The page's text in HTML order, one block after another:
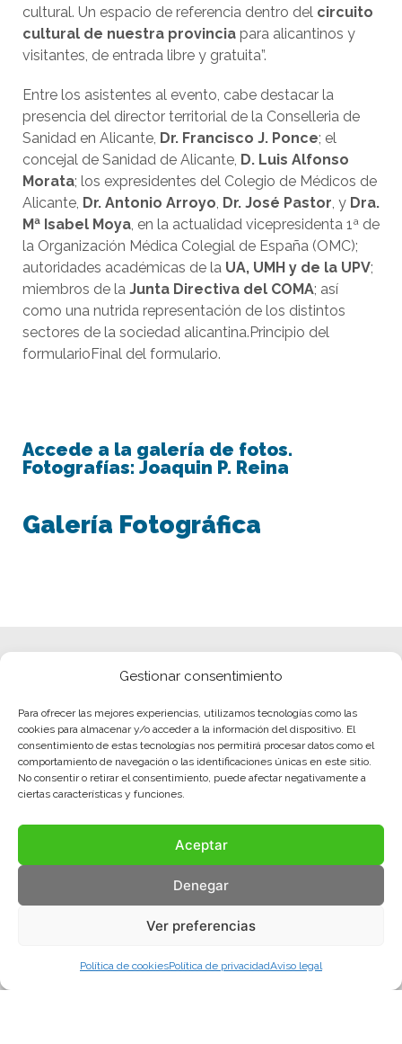
Gestionar consentimiento
Para ofrecer las mejores experiencias, utilizamos tecnologías como las
cookies para almacenar y/o acceder a la información del dispositivo. El
consentimiento de estas tecnologías nos permitirá procesar datos como el
comportamiento de navegación o las identificaciones únicas en este sitio.
No consentir o retirar el consentimiento, puede afectar negativamente a
ciertas características y funciones.
Aceptar
Denegar
Ver preferencias
Política de cookiesPolítica de privacidadAviso legal
cultural. Un espacio de referencia dentro del circuito
cultural de nuestra provincia para alicantinos y
visitantes, de entrada libre y gratuita”.
Entre los asistentes al evento, cabe destacar la
presencia del director territorial de la Conselleria de
Sanidad en Alicante, Dr. Francisco J. Ponce; el
concejal de Sanidad de Alicante, D. Luis Alfonso
Morata; los expresidentes del Colegio de Médicos de
Alicante, Dr. Antonio Arroyo, Dr. José Pastor, y Dra.
Mª Isabel Moya, en la actualidad vicepresidenta 1ª de
la Organización Médica Colegial de España (OMC);
autoridades académicas de la UA, UMH y de la UPV;
miembros de la Junta Directiva del COMA; así
como una nutrida representación de los distintos
sectores de la sociedad alicantina.Principio del
formularioFinal del formulario.
Accede a la galería de fotos.
Fotografías: Joaquin P. Reina
Galería Fotográfica